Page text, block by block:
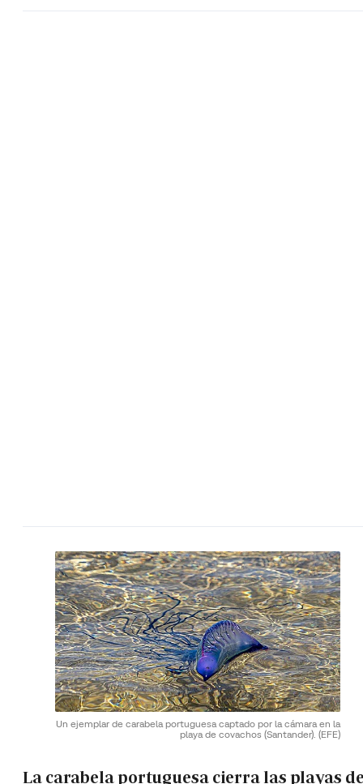
Un ejemplar de carabela portuguesa captado por la cámara en la
playa de covachos (Santander). (EFE)
La carabela portuguesa cierra las playas